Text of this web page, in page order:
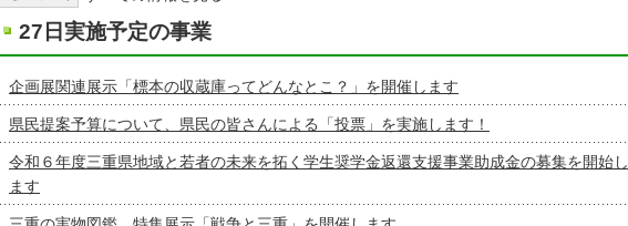
27日実施予定の事業
企画展関連展示「標本の収蔵庫ってどんなとこ？」を開催します
県民提案予算について、県民の皆さんによる「投票」を実施します！
令和６年度三重県地域と若者の未来を拓く学生奨学金返還支援事業助成金の募集を開始し
ます